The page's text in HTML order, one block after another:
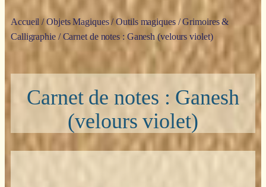
Accueil /Objets Magiques/Outils magiques/Grimoires &
Calligraphie/ Carnet de notes : Ganesh (velours violet)
Carnet de notes : Ganesh
(velours violet)